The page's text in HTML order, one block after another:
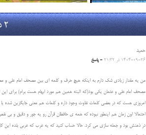
2 اسفند 96
2 دیدگاه
حمید
1404-09-26 در 21:32 - پاسخ
من یه مقدار زیادی شک دارم به اینکه هیچ حرف و کلمه ای بین مصحف امام علی
مصحف امام علی و عثمان یکی بود(که البته همین هم مورد ابهام هست برام)
امروزی هست که در بعضی کلمات تفاوت وجود داره و کلمات هم معنی جایگزین شده یا
احتمالا اون زمان هم اینطور نبوده که همه ی حافظان قرآن رو یه جور و دقیق و
در ذهنش بود و جمله سازی می کرد. حالا حساب کنید که یه عرب که عربی بلده این